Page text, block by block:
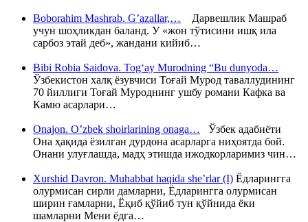
Boborahim Mashrab. G’azallar,… Дарвешлик Машраб
учун шоҳликдан баланд. У «жон тўтисини ишқ ила
сарбоз этай деб», жандани кийиб…
Bibi Robia Saidova. Tog‘ay Murodning “Bu dunyoda…
Ўзбекистон халқ ёзувчиси Тоғай Мурод таваллудининг
70 йиллиги Тоғай Муроднинг ушбу романи Кафка ва
Камю асарлари…
Onajon. O’zbek shoirlarining onaga… Ўзбек адабиёти
Она ҳақида ёзилган дурдона асарларга ниҳоятда бой.
Онани улуғлашда, мадҳ этишда ижодкорларимиз чин…
Xurshid Davron. Muhabbat haqida she’rlar (I) Ёдларингга
олурмисан сирли дамларни, Ёдларингга олурмисан
ширин ғамларни, Ёқиб қўйиб тун қўйнида ёки
шамларни Мени ёдга…